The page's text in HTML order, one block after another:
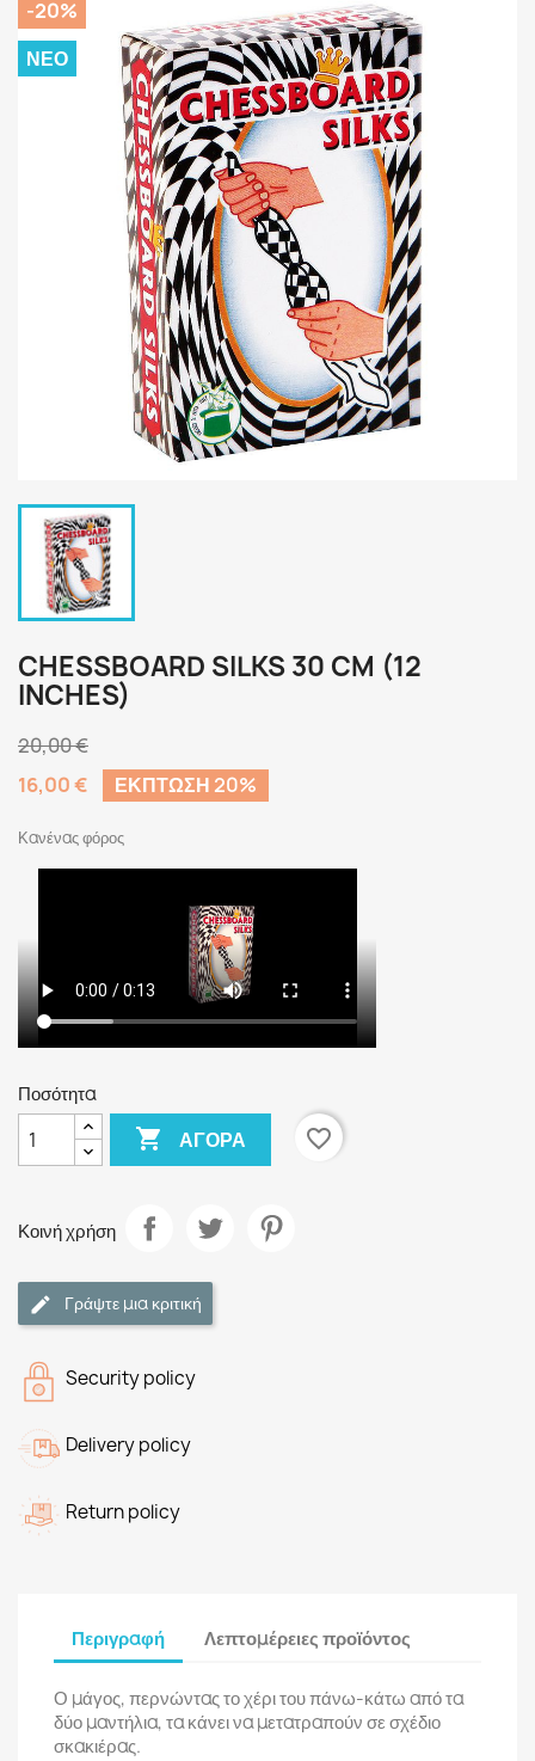
-20%
ΝΈΟ
CHESSBOARD SILKS 30 CM (12
INCHES)
20,00 €
16,00 €
ΈΚΠΤΩΣΗ 20%
Κανένας φόρος
Ποσότητα
 ΑΓΟΡΆ favorite_border
Κοινή χρήση
Γράψτε μια κριτική
Security policy
Delivery policy
Return policy
Περιγραφή Λεπτομέρειες προϊόντος
Ο μάγος, περνώντας το χέρι του πάνω-κάτω από τα
δύο μαντήλια, τα κάνει να μετατραπούν σε σχέδιο
σκακιέρας.